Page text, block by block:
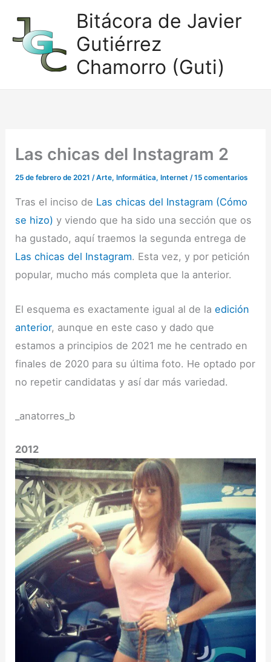
contenido
Bitácora de Javier
Gutiérrez
Chamorro (Guti)
Las chicas del Instagram 2
25 de febrero de 2021/Arte, Informática, Internet /15 comentarios
Tras el inciso de Las chicas del Instagram (Cómo
se hizo) y viendo que ha sido una sección que os
ha gustado, aquí traemos la segunda entrega de
Las chicas del Instagram. Esta vez, y por petición
popular, mucho más completa que la anterior.
El esquema es exactamente igual al de laedición
anterior, aunque en este caso y dado que
estamos a principios de 2021 me he centrado en
finales de 2020 para su última foto. He optado por
no repetir candidatas y así dar más variedad.
_anatorres_b
2012